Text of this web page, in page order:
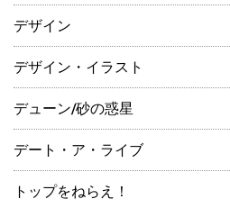
デザイン
デザイン・イラスト
デューン/砂の惑星
デート・ア・ライブ
トップをねらえ！